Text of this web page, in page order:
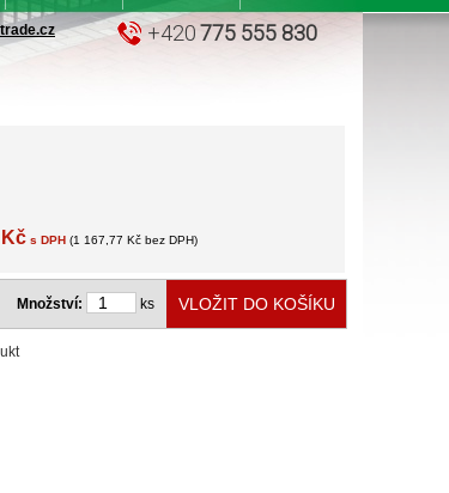
s DPH (1 167,77 Kč bez DPH)
Množství: ks
+420775 555 830